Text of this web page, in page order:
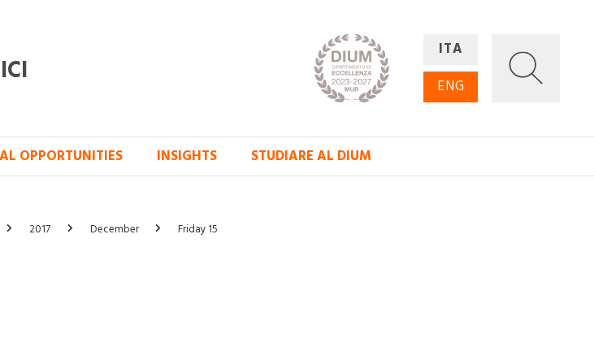
ITA
ENG
OPPORTUNITIES INSIGHTS STUDIARE AL DIUM
2017 December Friday 15